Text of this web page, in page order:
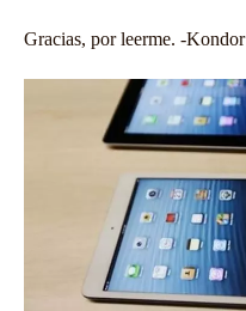
Gracias, por leerme. -Kondor